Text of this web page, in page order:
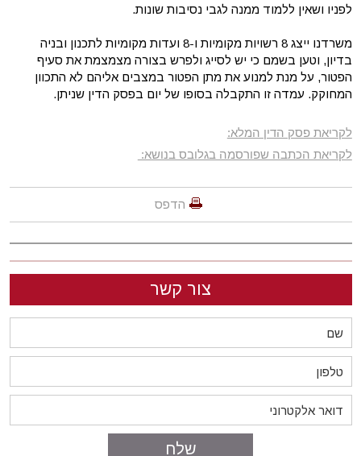
לפניו ושאין ללמוד ממנה לגבי נסיבות שונות.
משרדנו ייצג 8 רשויות מקומיות ו-8 ועדות מקומיות לתכנון ובניה
בדיון, וטען בשמם כי יש לסייג ולפרש בצורה מצמצמת את סעיף
הפטור, על מנת למנוע את מתן הפטור במצבים אליהם לא התכוון
המחוקק. עמדה זו התקבלה בסופו של יום בפסק הדין שניתן.
לקריאת פסק הדין המלא:
לקריאת הכתבה שפורסמה בגלובס בנושא:
הדפס
צור קשר